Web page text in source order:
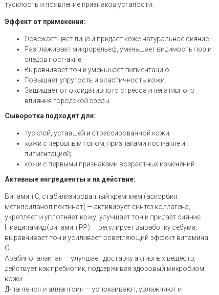
тусклость и появление признаков усталости.
Эффект от применения:
Освежает цвет лица и придаёт коже натуральное сияние.
Разглаживает микрорельеф, уменьшает видимость пор и
следов пост-акне.
Выравнивает тон и уменьшает пигментацию.
Повышает упругость и эластичность кожи.
Защищает от оксидативного стресса и негативного
влияния городской среды.
Сыворотка подходит для:
тусклой, уставшей и стрессированной кожи;
кожи с неровным тоном, признаками пост-акне и
пигментацией;
кожи с первыми признаками возрастных изменений.
Активные ингредиенты и их действие:
Витамин С, стабилизированный кремнием (аскорбил
метилсиланол пектинат) — активирует синтез коллагена,
укрепляет и уплотняет кожу, улучшает тон и придаёт сияние.
Ниацинамид (витамин PP) — регулирует выработку себума,
выравнивает тон и усиливает осветляющий эффект витамина
С.
Арабиногалактан — улучшает доставку активных веществ,
действует как пребиотик, поддерживая здоровый микробиом
кожи.
Д-пантенол и аллантоин — успокаивают, увлажняют и